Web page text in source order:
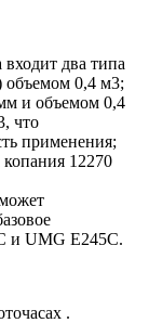
два типа
объемом 0,4 м3;
и объемом 0,4
что
применения;
12270
и UMG E245C.
.